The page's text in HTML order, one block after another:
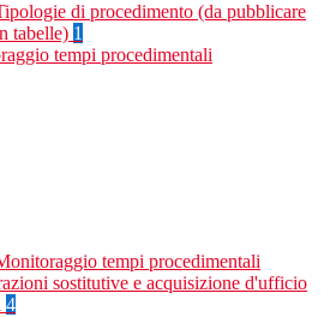
di procedimento (da pubblicare
tabelle) 1
tempi procedimentali
tempi procedimentali
sostitutive e acquisizione d'ufficio
4